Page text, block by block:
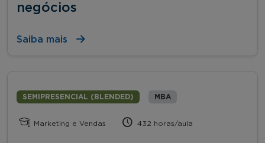
negócios
Saiba mais
SEMIPRESENCIAL (BLENDED) MBA
Marketing e Vendas 432 horas/aula